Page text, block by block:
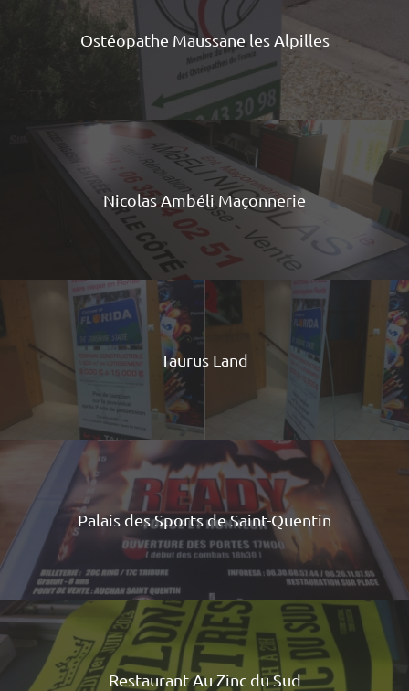
Ostéopathe Maussane les Alpilles
Nicolas Ambéli Maçonnerie
Taurus Land
Palais des Sports de Saint-Quentin
Restaurant Au Zinc du Sud